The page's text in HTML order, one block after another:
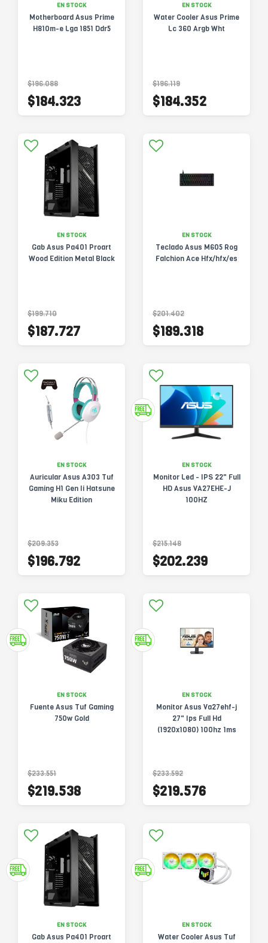
EN STOCK
Motherboard Asus Prime
H810m-e Lga 1851 Ddr5
$196.088
$184.323
EN STOCK
Water Cooler Asus Prime
Lc 360 Argb Wht
$196.119
$184.352
EN STOCK
Gab Asus Pa401 Proart
Wood Edition Metal Black
$199.710
$187.727
EN STOCK
Teclado Asus M605 Rog
Falchion Ace Hfx/hfx/es
$201.402
$189.318
EN STOCK
Auricular Asus A303 Tuf
Gaming H1 Gen Ii Hatsune
Miku Edition
$209.353
$196.792
EN STOCK
Monitor Led - IPS 22" Full
HD Asus VA27EHE-J
100HZ
$215.148
$202.239
EN STOCK
Fuente Asus Tuf Gaming
750w Gold
$233.551
$219.538
EN STOCK
Monitor Asus Va27ehf-j
27" Ips Full Hd
(1920x1080) 100hz 1ms
$233.592
$219.576
EN STOCK
Gab Asus Pa401 Proart
EN STOCK
Water Cooler Asus Tuf